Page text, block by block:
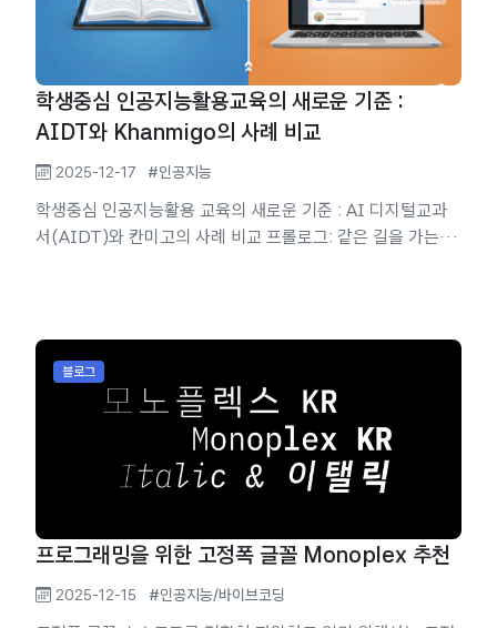
학생중심 인공지능활용교육의 새로운 기준 :
AIDT와 Khanmigo의 사례 비교
2025-12-17 #인공지능
학생중심 인공지능활용 교육의 새로운 기준 : AI 디지털교과
서(AIDT)와 칸미고의 사례 비교 프롤로그: 같은 길을 가는 두
에게 개별 맞춤형 학습 경험을 제공하고자 한다는 점에서는 동
일하다. 하지만 AIDT가 정책 문서와 기술 기준부터 정비하기
시작했다면, 칸미고는 학생 학습 효과의 실증 연구와 학부모의
신뢰 구축을 동시에 진행해 왔다.^1 이 차이는...
블로그
프로그래밍을 위한 고정폭 글꼴 Monoplex 추천
2025-12-15 #인공지능/바이브코딩